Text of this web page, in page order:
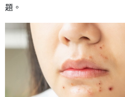
題。